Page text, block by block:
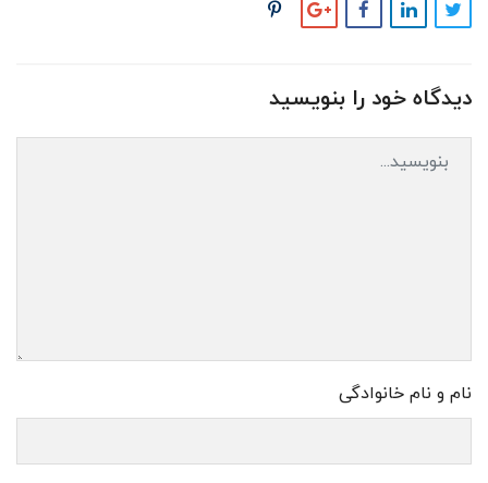
دیدگاه خود را بنویسید
نام و نام خانوادگی